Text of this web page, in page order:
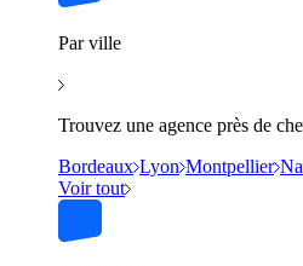
Par ville
Trouvez une agence près de
Bordeaux Lyon Montpellier
Voir tout